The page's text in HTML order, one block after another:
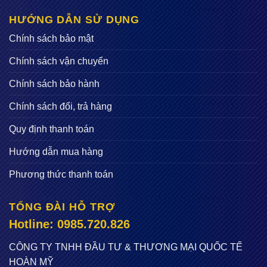
Chất lượng láng chặt chẽ, không bị rỗ, để lại đường
láng giúp bề mặt nhẵn bóng, phẳng lỳ
Tiết kiệm chi phí: Các đơn vị thi công có thể mua hoặc
thuê máy đầm thước để sử dụng thay vì phải thuê rất
nhiều thợ xây thực hiện cùng công việc như trên mà
hiệu quả không cao, chi phí lại đắt.
HƯỚNG DẪN SỬ DỤNG
Chính sách bảo mật
Chính sách vận chuyển
Chính sách bảo hành
Chính sách đổi, trả hàng
Quy định thanh toán
Hướng dẫn mua hàng
Phương thức thanh toán
TỔNG ĐÀI HỖ TRỢ
Hotline: 0985.720.826
CÔNG TY TNHH ĐẦU TƯ & THƯƠNG MẠI QUỐC TẾ
HOÀN MỸ